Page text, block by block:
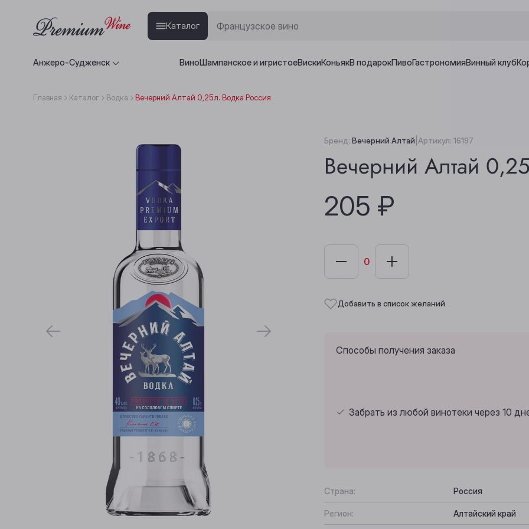
Каталог
Анжеро-Судженск ВиноШампанское и игристоеВискиКоньякВ подарокПивоГастрономияВинный клуб
Главная Каталог Водка Вечерний Алтай 0,25л. Водка Россия
Бренд: Вечерний Алтай Артикул: 16197
Вечерний Алтай
205 ₽
Добавить в список желаний
Способы получения заказа
Забрать из любой винотеки через 10
Страна: Россия
Регион: Алтайский край